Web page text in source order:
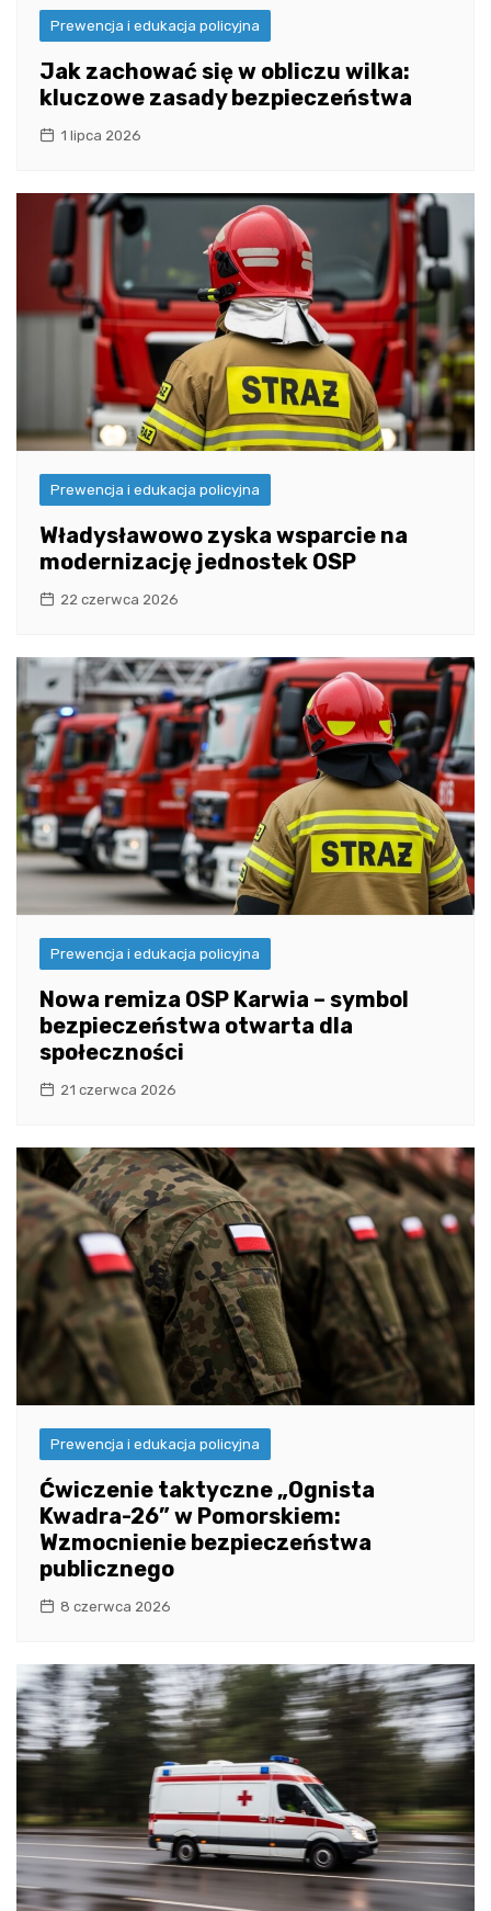
Prewencja i edukacja policyjna
Jak zachować się w obliczu wilka:
kluczowe zasady bezpieczeństwa
1 lipca 2026
Prewencja i edukacja policyjna
Władysławowo zyska wsparcie na
modernizację jednostek OSP
22 czerwca 2026
Prewencja i edukacja policyjna
Nowa remiza OSP Karwia – symbol
bezpieczeństwa otwarta dla
społeczności
21 czerwca 2026
Prewencja i edukacja policyjna
Ćwiczenie taktyczne „Ognista
Kwadra-26” w Pomorskiem:
Wzmocnienie bezpieczeństwa
publicznego
8 czerwca 2026